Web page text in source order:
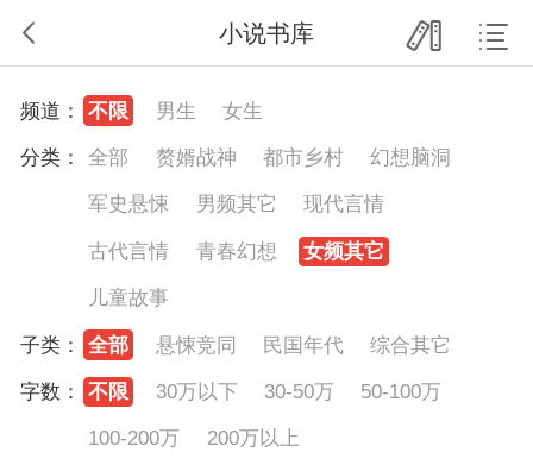
小说书库
频道： 不限 男生
女生
分类：
全部 赘婿战神 都市乡村
幻想脑洞
军史悬悚
男频其它
现代言情
古代言情
青春幻想
女频其它
儿童故事
子类：
全部 悬悚竞同 民国年代
综合其它
字数：
不限 30万以下 30-50万
50-100万
100-200万
200万以上